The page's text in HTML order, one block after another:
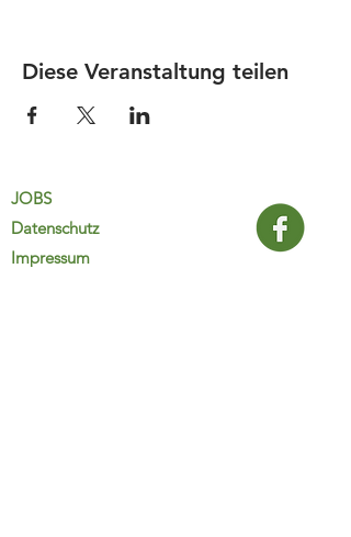
Diese Veranstaltung teilen
JOBS
Datenschutz
Impressum